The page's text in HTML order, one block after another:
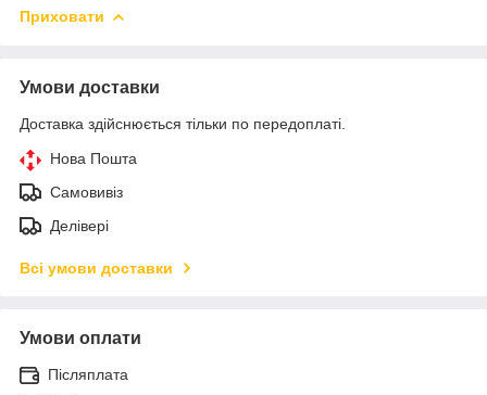
Приховати
Умови доставки
Доставка здійснюється тільки по передоплаті.
Нова Пошта
Самовивіз
Делівері
Всі умови доставки
Умови оплати
Післяплата